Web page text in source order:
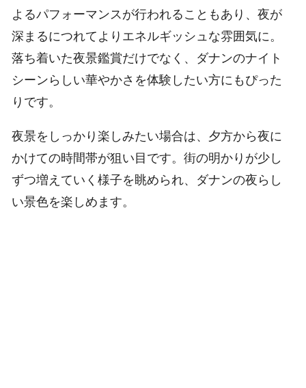
よるパフォーマンスが行われることもあり、夜が
深まるにつれてよりエネルギッシュな雰囲気に。
落ち着いた夜景鑑賞だけでなく、ダナンのナイト
シーンらしい華やかさを体験したい方にもぴった
りです。
夜景をしっかり楽しみたい場合は、夕方から夜に
かけての時間帯が狙い目です。街の明かりが少し
ずつ増えていく様子を眺められ、ダナンの夜らし
い景色を楽しめます。